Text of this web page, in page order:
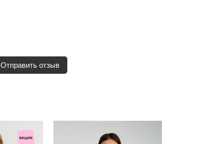
Отправить отзыв